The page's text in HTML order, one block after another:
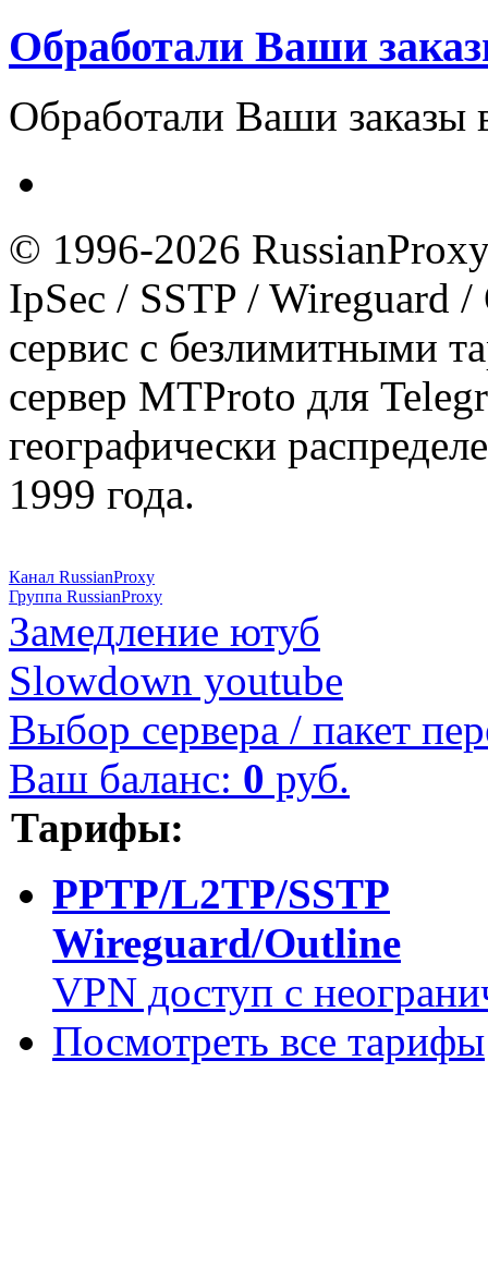
Обработали Ваши
Обработали Ваши заказы
© 1996-2026
IpSec / SSTP / Wireguard
сервис с безлимитными
сервер MTProto для
географически
1999 года.
Канал RussianProxy
Группа RussianProxy
Замедление ютуб
Slowdown youtube
Выбор сервера / пакет
Ваш баланс: 0 руб.
Тарифы:
PPTP/L2TP/SSTP
Wireguard/Outline
VPN доступ с
Посмотреть все тарифы